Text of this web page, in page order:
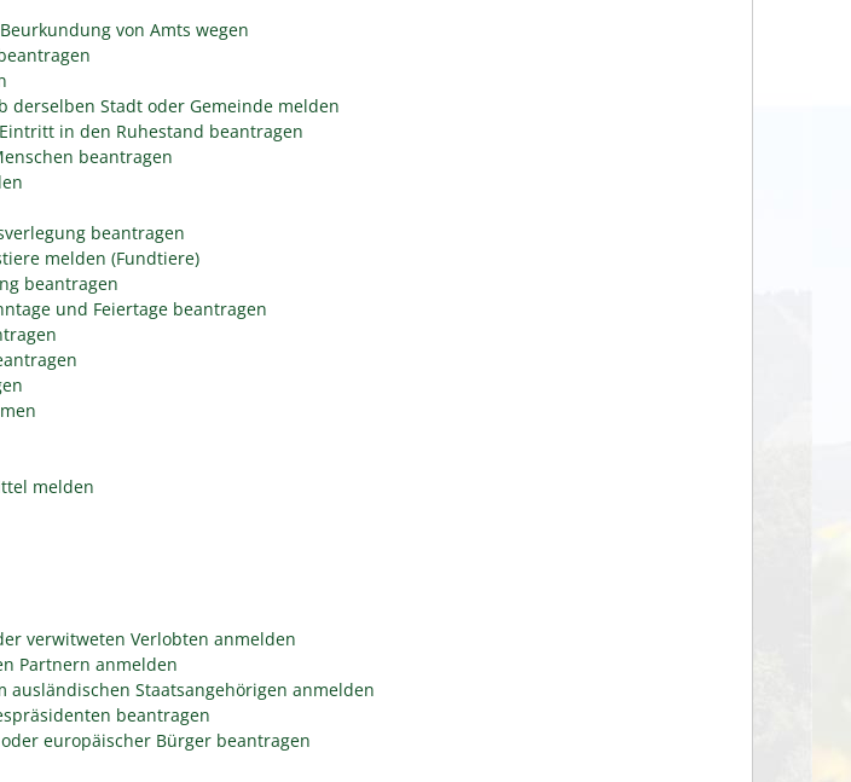
von Amts wegen
derselben Stadt oder Gemeinde melden
in den Ruhestand beantragen
beantragen
beantragen
melden (Fundtiere)
beantragen
und Feiertage beantragen
melden
verwitweten Verlobten anmelden
Partnern anmelden
Staatsangehörigen anmelden
beantragen
europäischer Bürger beantragen